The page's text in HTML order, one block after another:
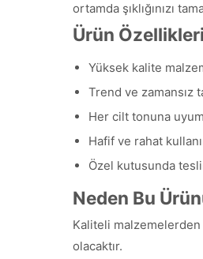
ortamda şıklığınızı
Ürün Özellikleri
Yüksek kalite
Trend ve zamansız
Her cilt tonuna
Hafif ve rahat
Özel kutusunda
Neden Bu
Kaliteli
olacaktır.